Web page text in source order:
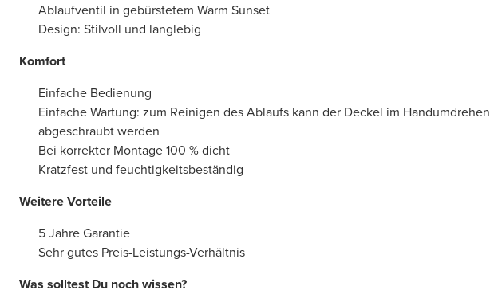
Ablaufventil in gebürstetem Warm Sunset
Design: Stilvoll und langlebig
Komfort
Einfache Bedienung
Einfache Wartung: zum Reinigen des Ablaufs kann der Deckel im Handumdrehen
abgeschraubt werden
Bei korrekter Montage 100 % dicht
Kratzfest und feuchtigkeitsbeständig
Weitere Vorteile
5 Jahre Garantie
Sehr gutes Preis-Leistungs-Verhältnis
Was solltest Du noch wissen?